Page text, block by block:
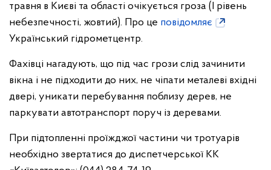
травня в Києві та області очікується гроза (I рівень
небезпечності, жовтий). Про це повідомляє
Український гідрометцентр.
Фахівці нагадують, що під час грози слід зачинити
вікна і не підходити до них, не чіпати металеві вхідні
двері, уникати перебування поблизу дерев, не
паркувати автотранспорт поруч із деревами.
При підтопленні проїжджої частини чи тротуарів
необхідно звертатися до диспетчерської КК